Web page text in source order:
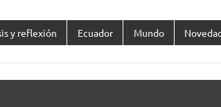
y reflexión Ecuador Mundo